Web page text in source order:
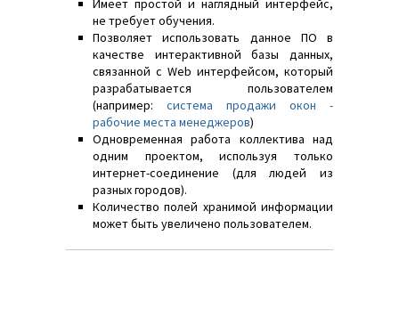
Имеет простой и наглядный интерфейс,
не требует обучения.
Позволяет использовать данное ПО в
качестве интерактивной базы данных,
связанной с Web интерфейсом, который
разрабатывается пользователем
(например: система продажи окон -
рабочие места менеджеров)
Одновременная работа коллектива над
одним проектом, используя только
интернет-соединение (для людей из
разных городов).
Количество полей хранимой информации
может быть увеличено пользователем.